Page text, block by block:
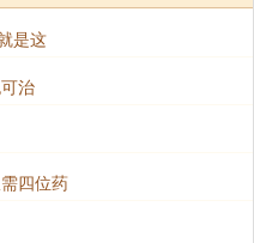
侍，
是这
治
四位药